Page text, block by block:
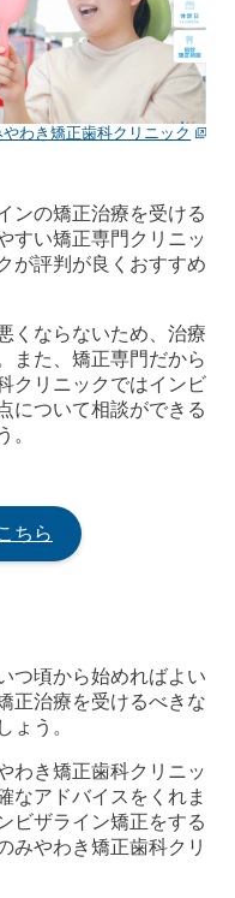
やわき矯正歯科クリニック
ンの矯正治療を受ける
すい矯正専門クリニッ
が評判が良くおすすめ
くならないため、治療
また、矯正専門だから
クリニックではインビ
について相談ができる
。
ちら
つ頃から始めればよい
正治療を受けるべきな
ょう。
わき矯正歯科クリニッ
なアドバイスをくれま
ビザライン矯正をする
みやわき矯正歯科クリ